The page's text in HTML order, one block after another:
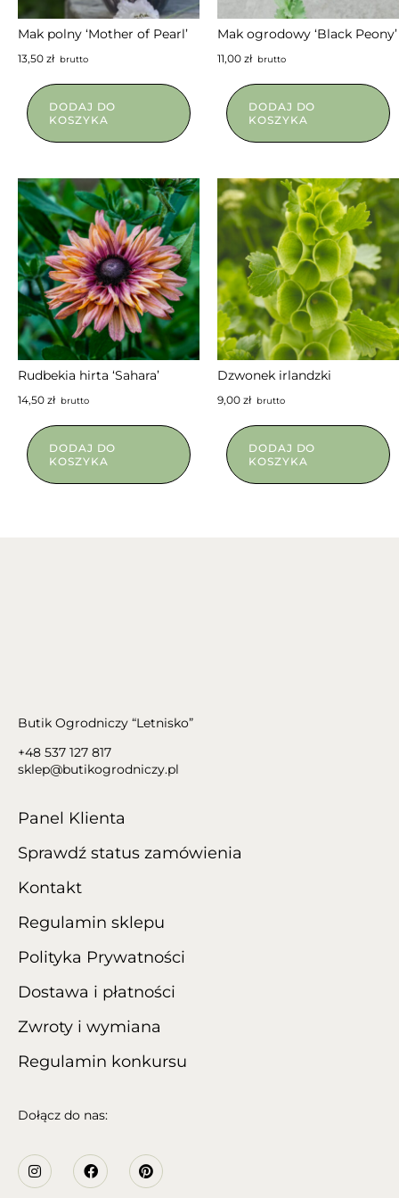
Mak polny ‘Mother of Pearl’
13,50 złbrutto
DODAJ DO
KOSZYKA
Mak ogrodowy ‘Black Peony’
11,00 złbrutto
DODAJ DO
KOSZYKA
Rudbekia hirta ‘Sahara’
14,50 złbrutto
DODAJ DO
KOSZYKA
Dzwonek irlandzki
9,00 złbrutto
DODAJ DO
KOSZYKA
Butik Ogrodniczy “Letnisko”
+48 537 127 817
sklep@butikogrodniczy.pl
Panel Klienta
Sprawdź status zamówienia
Kontakt
Regulamin sklepu
Polityka Prywatności
Dostawa i płatności
Zwroty i wymiana
Regulamin konkursu
Dołącz do nas: